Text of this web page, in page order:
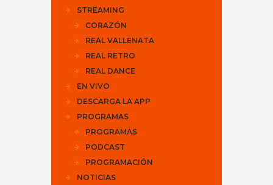
STREAMING
CORAZÓN
REAL VALLENATA
REAL RETRO
REAL DANCE
EN VIVO
DESCARGA LA APP
PROGRAMAS
PROGRAMAS
PODCAST
PROGRAMACIÓN
NOTICIAS